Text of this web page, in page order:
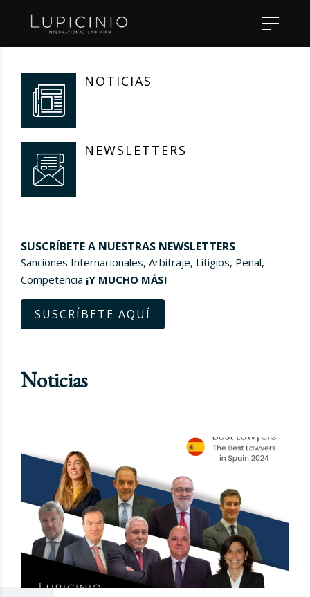
NOTICIAS
NEWSLETTERS
SUSCRÍBETE A NUESTRAS NEWSLETTERS
Sanciones Internacionales, Arbitraje, Litigios, Penal,
Competencia ¡Y MUCHO MÁS!
SUSCRÍBETE AQUÍ
Noticias